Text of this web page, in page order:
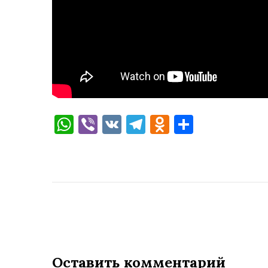
WhatsApp
Viber
VK Telegram
Оставить комментарий